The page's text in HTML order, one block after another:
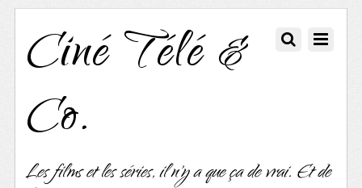
Ciné Télé &
Co.
Les films et les séries, il n'y a que ça de vrai. Et de